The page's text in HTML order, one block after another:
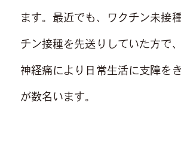
ます。最近でも、ワクチン未接
チン接種を先送りしていた方で
神経痛により日常生活に支障を
が数名います。